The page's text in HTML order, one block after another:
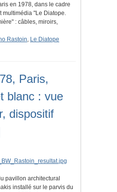
en 1978, dans le cadre
multimédia "Le Diatope.
: câbles, miroirs,
Rastoin, Le Diatope
Paris,
blanc : vue
dispositif
pavillon architectural
installé sur le parvis du